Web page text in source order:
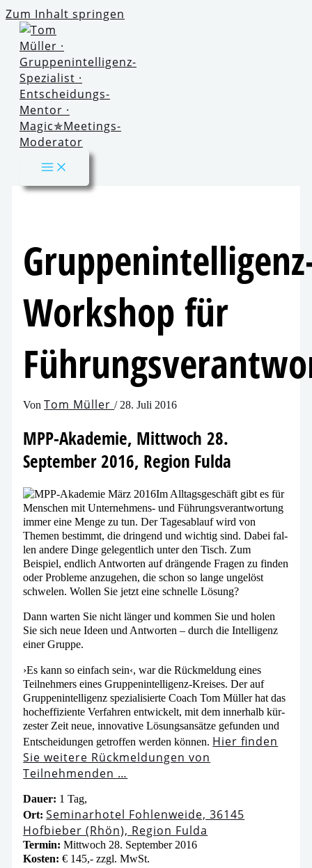
Zum Inhalt springen
Workshop für
VonTom Müller/28. Juli 2016
MPP-Akademie, Mittwoch 28.
September 2016, Region Fulda
Im Alltagsgeschäft gibt es für
Menschen mit Unternehmens- und Führungsverantwortung
immer eine Menge zu tun. Der Tagesablauf wird von
Themen bestimmt, die drin­gend und wich­tig sind. Dabei fal­
len ande­re Dinge gele­gent­lich unter den Tisch. Zum
Beispiel, end­lich Antworten auf drän­gen­de Fragen zu fin­den
oder Probleme anzu­ge­hen, die schon so lan­ge unge­löst
schwe­len. Wollen Sie jetzt eine schnel­le Lösung?
Dann war­ten Sie nicht län­ger und kom­men Sie und holen
Sie sich neue Ideen und Antworten – durch die Intelligenz
einer Gruppe.
›Es kann so ein­fach sein‹, war die Rückmeldung eines
Teilnehmers eines Gruppenintelligenz-Kreises. Der auf
Gruppenintelligenz spe­zia­li­sier­te Coach Tom Müller hat das
hoch­ef­fi­zi­en­te Verfahren ent­wi­ckelt, mit dem inner­halb kür­
zes­ter Zeit neue, inno­va­ti­ve Lösungsansätze gefun­den und
Entscheidungen getrof­fen wer­den kön­nen. Hier fin­den
Sie wei­te­re Rückmeldungen von
Teilnehmenden …
Dauer: 1 Tag,
Ort: Seminarhotel Fohlenweide, 36145
Hofbieber (Rhön), Region Fulda
Termin: Mittwoch 28. September 2016
Kosten: € 145,- zzgl. MwSt.